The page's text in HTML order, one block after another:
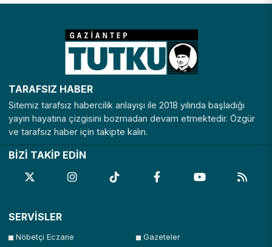
TARAFSIZ HABER
Sitemiz tarafsız habercilik anlayışı ile 2018 yılında başladığı
yayın hayatına çizgisini bozmadan devam etmektedir. Özgür
ve tarafsız haber için takipte kalın.
BİZİ TAKİP EDİN
SERVİSLER
Nöbetçi Eczane Gazeteler